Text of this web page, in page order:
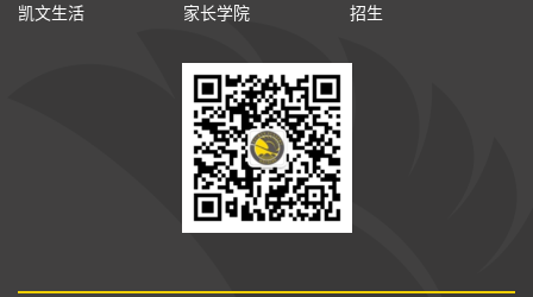
凯文生活 家长学院 招生